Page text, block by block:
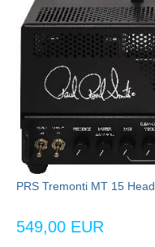
PRS Tremonti MT 15 Head
549,00 EUR